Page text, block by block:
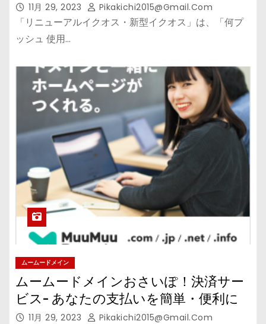
11月 29, 2023 Pikakichi2015@gmail.com
「リニューアルイクオス・新型イクオス」は、「何プ
ッシュ 使用…
ムームードメイン
ムームードメインおさいぽ！決済サー
ビス- あなたの支払いを簡単・便利に
11月 29, 2023 Pikakichi2015@gmail.com